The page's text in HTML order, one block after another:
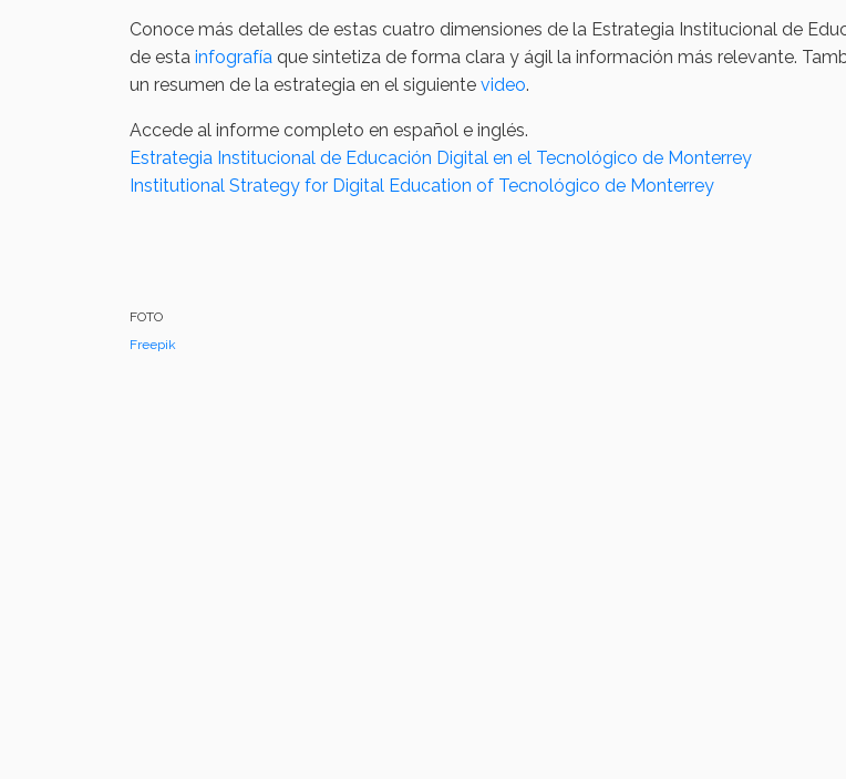
Conoce más detalles de estas cuatro dimensiones de la Estrategia Institucional de
de esta infografía que sintetiza de forma clara y ágil la información más relevante.
un resumen de la estrategia en el siguiente video.
Accede al informe completo en español e inglés.
Estrategia Institucional de Educación Digital en el Tecnológico de Monterrey
Institutional Strategy for Digital Education of Tecnológico de Monterrey
FOTO
Freepik